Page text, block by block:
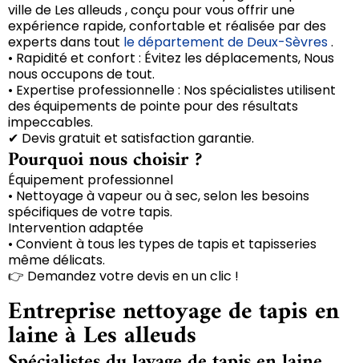
ville de Les alleuds , conçu pour vous offrir une
expérience rapide, confortable et réalisée par des
experts dans tout le département de Deux-Sèvres.
• Rapidité et confort : Évitez les déplacements, Nous
nous occupons de tout.
• Expertise professionnelle : Nos spécialistes utilisent
des équipements de pointe pour des résultats
impeccables.
✔ Devis gratuit et satisfaction garantie.
Pourquoi nous choisir ?
Équipement professionnel
• Nettoyage à vapeur ou à sec, selon les besoins
spécifiques de votre tapis.
Intervention adaptée
• Convient à tous les types de tapis et tapisseries
même délicats.
👉 Demandez votre devis en un clic !
Entreprise nettoyage de tapis en
laine à Les alleuds